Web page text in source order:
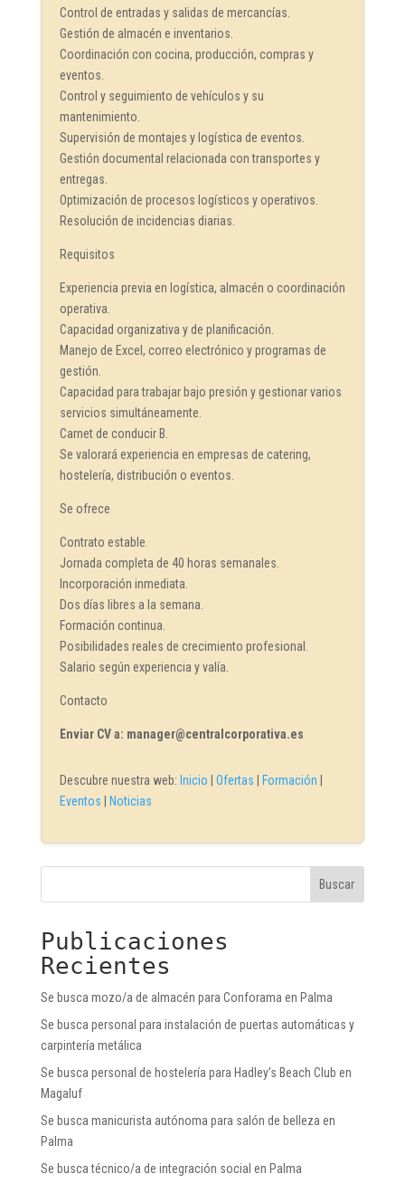
Control de entradas y salidas de mercancías.
Gestión de almacén e inventarios.
Coordinación con cocina, producción, compras y
eventos.
Control y seguimiento de vehículos y su
mantenimiento.
Supervisión de montajes y logística de eventos.
Gestión documental relacionada con transportes y
entregas.
Optimización de procesos logísticos y operativos.
Resolución de incidencias diarias.
Requisitos
Experiencia previa en logística, almacén o coordinación
operativa.
Capacidad organizativa y de planificación.
Manejo de Excel, correo electrónico y programas de
gestión.
Capacidad para trabajar bajo presión y gestionar varios
servicios simultáneamente.
Carnet de conducir B.
Se valorará experiencia en empresas de catering,
hostelería, distribución o eventos.
Se ofrece
Contrato estable.
Jornada completa de 40 horas semanales.
Incorporación inmediata.
Dos días libres a la semana.
Formación continua.
Posibilidades reales de crecimiento profesional.
Salario según experiencia y valía.
Contacto
Enviar CV a: manager@centralcorporativa.es
Descubre nuestra web: Inicio Ofertas Formación
Eventos
Noticias
Buscar
Publicaciones
Recientes
Se busca mozo/a de almacén para Conforama en Palma
Se busca personal para instalación de puertas automáticas y
carpintería metálica
Se busca personal de hostelería para Hadley’s Beach Club en
Magaluf
Se busca manicurista autónoma para salón de belleza en
Palma
Se busca técnico/a de integración social en Palma